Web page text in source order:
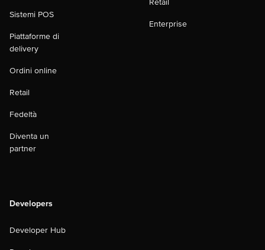
Sistemi POS
Piattaforme di
delivery
Ordini online
Retail
Fedeltà
Diventa un
partner
Retail
Enterprise
Developers
Developer Hub